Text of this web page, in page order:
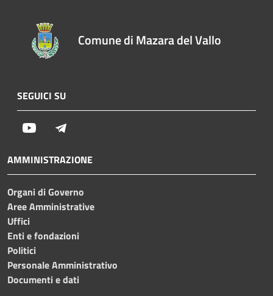
Comune di Mazara del Vallo
SEGUICI SU
Youtube
AMMINISTRAZIONE
Organi di Governo
Aree Amministrative
Uffici
Enti e fondazioni
Politici
Personale Amministrativo
Documenti e dati